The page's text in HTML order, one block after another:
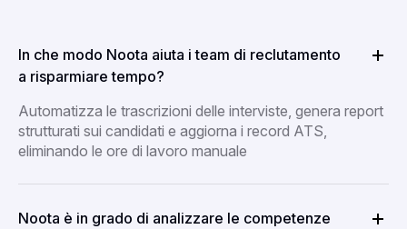
In che modo Noota aiuta i team di reclutamento
a risparmiare tempo?
Automatizza le trascrizioni delle interviste, genera report
strutturati sui candidati e aggiorna i record ATS,
eliminando le ore di lavoro manuale
Noota è in grado di analizzare le competenze